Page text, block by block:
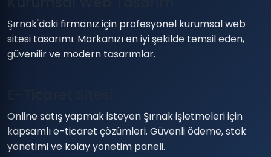
Şırnak'daki firmanız için profesyonel kurumsal web
sitesi tasarımı. Markanızı en iyi şekilde temsil eden,
güvenilir ve modern tasarımlar.
Online satış yapmak isteyen Şırnak işletmeleri için
kapsamlı e-ticaret çözümleri. Güvenli ödeme, stok
yönetimi ve kolay yönetim paneli.